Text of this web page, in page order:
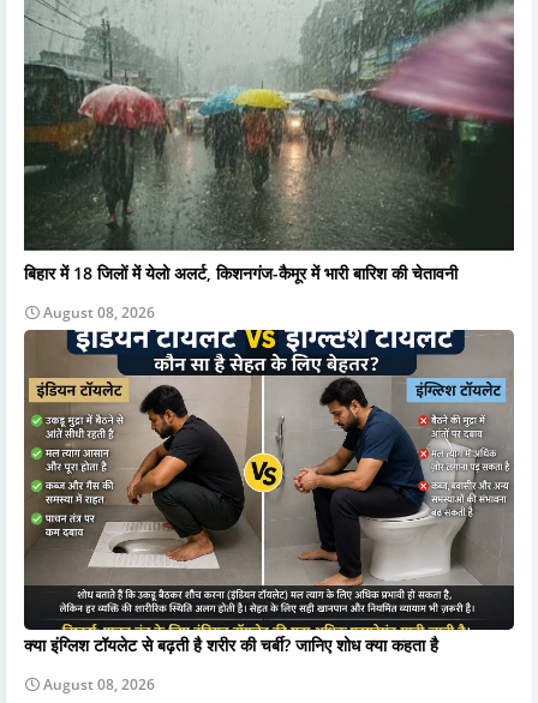
बिहार में 18 जिलों में येलो अलर्ट, किशनगंज-कैमूर में भारी बारिश की चेतावनी
August 08, 2026
क्या इंग्लिश टॉयलेट से बढ़ती है शरीर की चर्बी? जानिए शोध क्या कहता है
August 08, 2026